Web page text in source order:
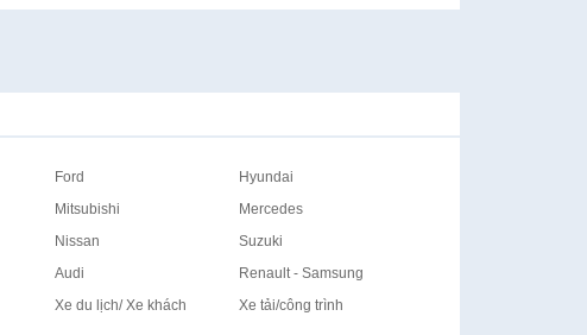
Ford
Hyundai
Mitsubishi
Mercedes
Nissan
Suzuki
Audi
Renault - Samsung
Xe du lịch/ Xe khách
Xe tải/công trình